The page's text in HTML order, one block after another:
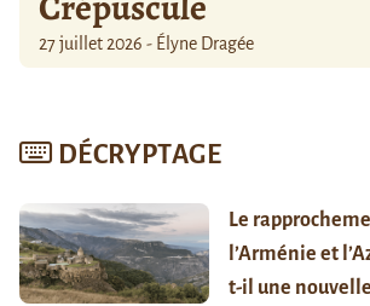
27 juillet 2026 - Élyne Dragée
DÉCRYPTAGE
Le
l’Arménie et
t-il une